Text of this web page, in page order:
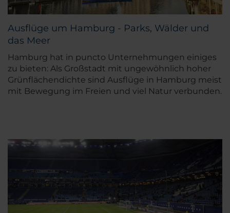
Ausflüge um Hamburg - Parks, Wälder und
das Meer
Hamburg hat in puncto Unternehmungen einiges
zu bieten: Als Großstadt mit ungewöhnlich hoher
Grünflächendichte sind Ausflüge in Hamburg meist
mit Bewegung im Freien und viel Natur verbunden.